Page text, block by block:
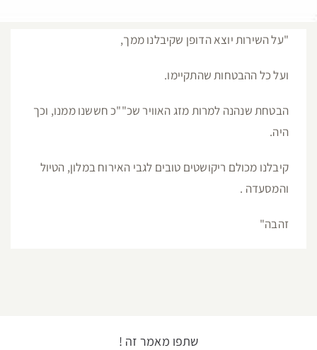
"על השירות יוצא הדופן שקיבלנו ממך,
ועל כל ההבטחות שהתקיימו.
הבטחת שנהנה למרות מזג האוויר שכ""כ חששנו ממנו, וכך
היה.
קיבלנו מכולם ריקושטים טובים לגבי האירוח במלון, הטיול
והמסעדה .
זהבה"
שתפו מאמר זה !